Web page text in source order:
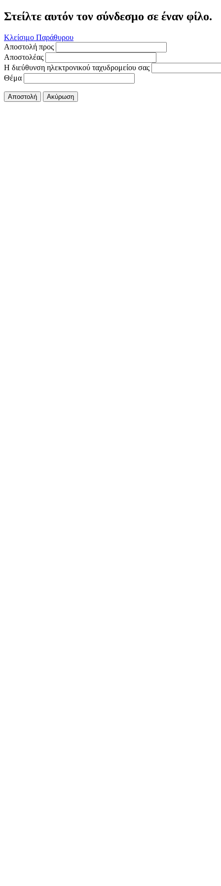
Στείλτε αυτόν τον σύνδεσμο σε έναν φίλο.
Κλείσιμο Παράθυρου
Αποστολή προς
Αποστολέας
Η διεύθυνση ηλεκτρονικού ταχυδρομείου σας
Θέμα
Αποστολή Ακύρωση